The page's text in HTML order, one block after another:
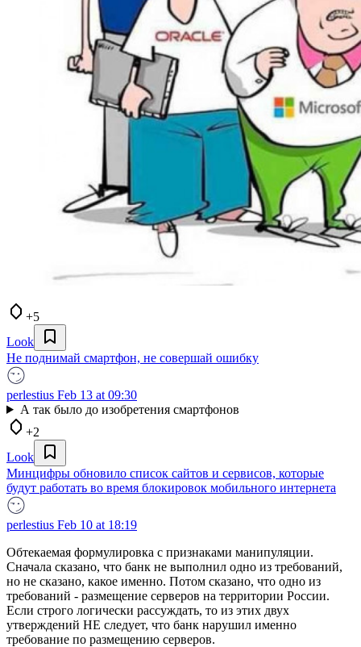
+5
Look
Не поднимай смартфон, не совершай ошибку
perlestius Feb 13 at 09:30
А так было до изобретения смартфонов
+2
Look
Минцифры обновило список сайтов и сервисов, которые
будут работать во время блокировок мобильного интернета
perlestius Feb 10 at 18:19
Обтекаемая формулировка с признаками манипуляции.
Сначала сказано, что банк не выполнил одно из требований,
но не сказано, какое именно. Потом сказано, что одно из
требований - размещение серверов на территории России.
Если строго логически рассуждать, то из этих двух
утверждений НЕ следует, что банк нарушил именно
требование по размещению серверов.